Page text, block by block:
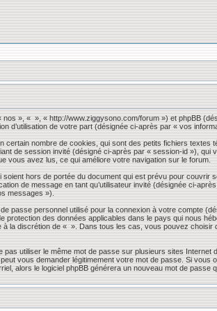
», « », « http://www.ziggysono.com/forum ») et phpBB
d’utilisation de votre part (désignée ci-après par « vos
nombre de cookies, qui sont des petits fichiers
de session invité (désigné ci-après par « session-id »),
avez lus, ce qui améliore votre navigation sur le forum.
hors de portée du document qui est prévu pour couvrir
de message en tant qu’utilisateur invité (désignée ci-
messages »).
passe personnel utilisé pour la connexion à votre compte
des données applicables dans le pays qui nous
la discrétion de « ». Dans tous les cas, vous pouvez
utiliser le même mot de passe sur plusieurs sites
vous demander légitimement votre mot de passe. Si vous
alors le logiciel phpBB générera un nouveau mot de passe